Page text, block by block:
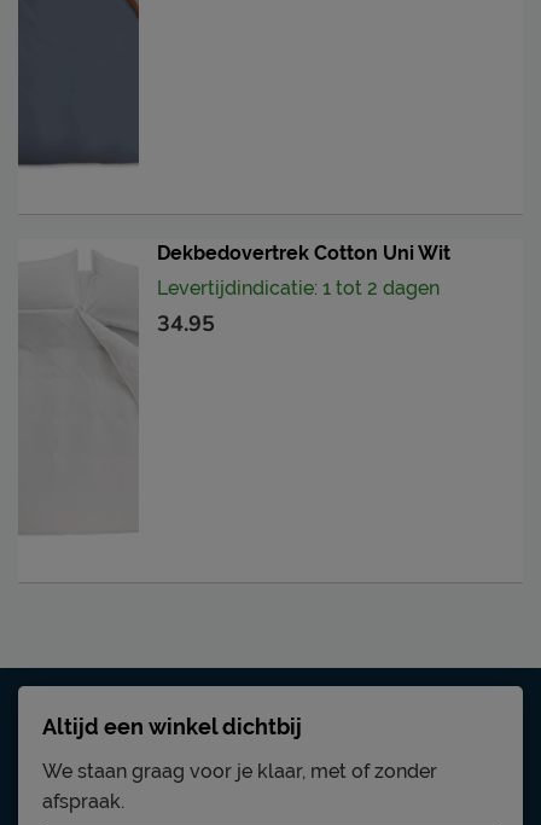
Dekbedovertrek Cotton Uni Wit
Levertijdindicatie: 1 tot 2 dagen
34.95
Altijd een winkel dichtbij
We staan graag voor je klaar, met of zonder
afspraak.